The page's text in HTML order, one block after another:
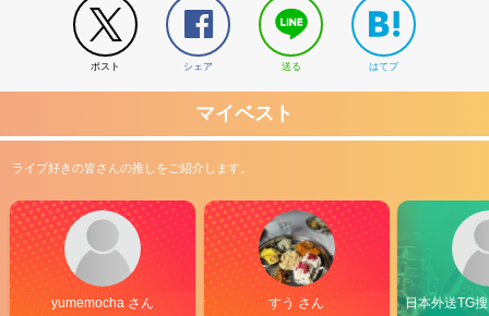
ポスト シェア 送る はてブ
マイベスト
ライブ好きの皆さんの推しをご紹介します。
yumemocha さん すう さん 日本外送TG